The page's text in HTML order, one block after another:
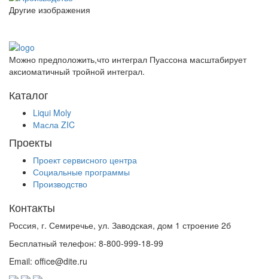
Другие изображения
Можно предположить,что интеграл Пуассона масштабирует
аксиоматичный тройной интеграл.
Каталог
Liqui Moly
Масла ZIC
Проекты
Проект сервисного центра
Социальные программы
Производство
Контакты
Россия, г. Семиречье, ул. Заводская, дом 1 строение 2б
Бесплатный телефон: 8-800-999-18-99
Email: office@dite.ru